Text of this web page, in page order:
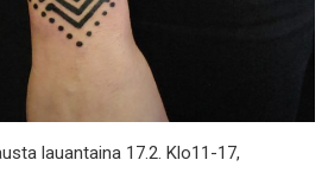
lauantaina 17.2. Klo11-17,